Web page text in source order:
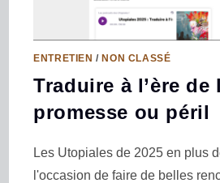
ENTRETIEN / NON CLASSÉ
Traduire à l’ère de
promesse ou péril
Les Utopiales de 2025 en plus
l'occasion de faire de belles